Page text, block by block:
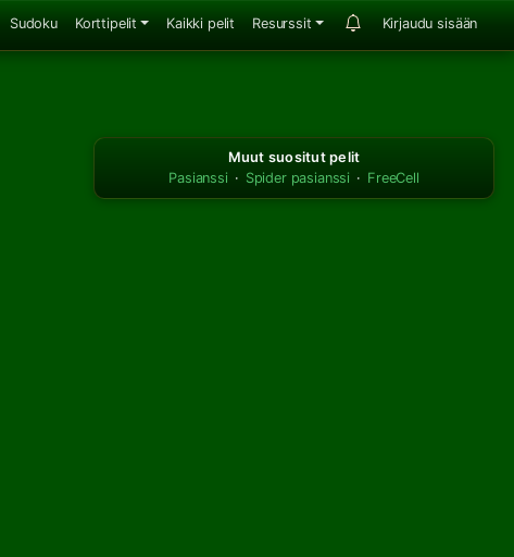
Sudoku Korttipelit Kaikki pelit Resurssit Kirjaudu sisään
Muut suositut pelit
Pasianssi · Spider pasianssi · FreeCell